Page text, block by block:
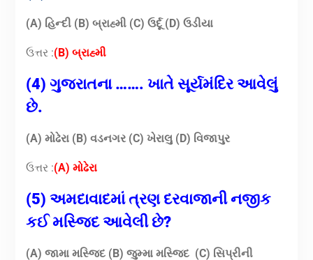
(A) હિન્દી (B) બ્રાહ્મી (C) ઉર્દૂ (D) ઉડીયા
ઉત્તર :(B) બ્રાહ્મી
(4) ગુજરાતના ……. ખાતે સૂર્યમંદિર આવેલું
છે.
(A) મોઢેરા (B) વડનગર (C) ખેરાલુ (D) વિજાપુર
ઉત્તર :(A) મોઢેરા
(5) અમદાવાદમાં ત્રણ દરવાજાની નજીક
કઈ મસ્જિદ આવેલી છે?
(A) જામા મસ્જિદ (B) જુમ્મા મસ્જિદ (C) સિપ્રીની